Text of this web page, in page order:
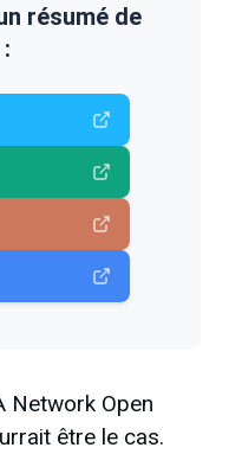
résumé de
Network Open
être le cas.